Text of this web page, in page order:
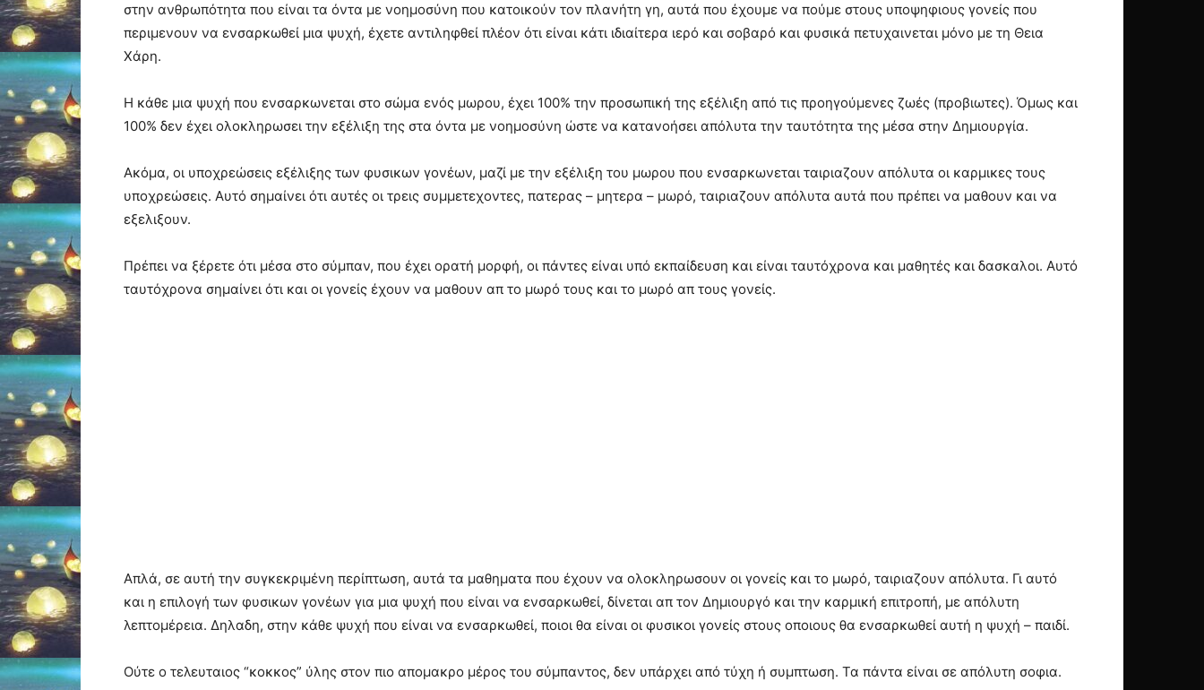
στην ανθρωπότητα που είναι τα όντα με νοημοσύνη που κατοικούν τον πλανήτη γη, αυτά που έχουμε να πούμε στους υποψηφιους γονείς που
περιμενουν να ενσαρκωθεί μια ψυχή, έχετε αντιληφθεί πλέον ότι είναι κάτι ιδιαίτερα ιερό και σοβαρό και φυσικά πετυχαινεται μόνο με τη Θεια
Χάρη.
Η κάθε μια ψυχή που ενσαρκωνεται στο σώμα ενός μωρου, έχει 100% την προσωπική της εξέλιξη από τις προηγούμενες ζωές (προβιωτες). Όμως και
100% δεν έχει ολοκληρωσει την εξέλιξη της στα όντα με νοημοσύνη ώστε να κατανοήσει απόλυτα την ταυτότητα της μέσα στην Δημιουργία.
Ακόμα, οι υποχρεώσεις εξέλιξης των φυσικων γονέων, μαζί με την εξέλιξη του μωρου που ενσαρκωνεται ταιριαζουν απόλυτα οι καρμικες τους
υποχρεώσεις. Αυτό σημαίνει ότι αυτές οι τρεις συμμετεχοντες, πατερας – μητερα – μωρό, ταιριαζουν απόλυτα αυτά που πρέπει να μαθουν και να
εξελιξουν.
Πρέπει να ξέρετε ότι μέσα στο σύμπαν, που έχει ορατή μορφή, οι πάντες είναι υπό εκπαίδευση και είναι ταυτόχρονα και μαθητές και δασκαλοι. Αυτό
ταυτόχρονα σημαίνει ότι και οι γονείς έχουν να μαθουν απ το μωρό τους και το μωρό απ τους γονείς.
Απλά, σε αυτή την συγκεκριμένη περίπτωση, αυτά τα μαθηματα που έχουν να ολοκληρωσουν οι γονείς και το μωρό, ταιριαζουν απόλυτα. Γι αυτό
και η επιλογή των φυσικων γονέων για μια ψυχή που είναι να ενσαρκωθεί, δίνεται απ τον Δημιουργό και την καρμική επιτροπή, με απόλυτη
λεπτομέρεια. Δηλαδη, στην κάθε ψυχή που είναι να ενσαρκωθεί, ποιοι θα είναι οι φυσικοι γονείς στους οποιους θα ενσαρκωθεί αυτή η ψυχή – παιδί.
Ούτε ο τελευταιος “κοκκος” ύλης στον πιο απομακρο μέρος του σύμπαντος, δεν υπάρχει από τύχη ή συμπτωση. Τα πάντα είναι σε απόλυτη σοφια.